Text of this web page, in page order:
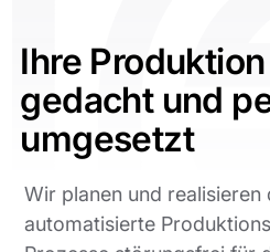
Ihre Produktion
gedacht und
umgesetzt
Wir planen und
automatisierte